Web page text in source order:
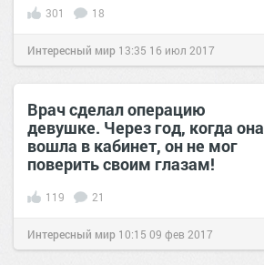
301 18
Интересный мир 13:35 16 июл 2017
Врач сделал операцию
девушке. Через год, когда она
вошла в кабинет, он не мог
поверить своим глазам!
119 21
Интересный мир 10:15 09 фев 2017